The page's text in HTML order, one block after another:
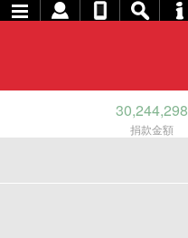
30,244,298
捐款金額